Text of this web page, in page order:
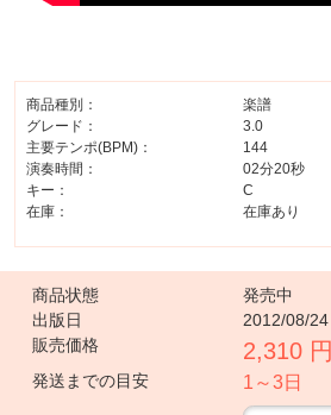
商品種別：
楽譜
グレード：
3.0
主要テンポ(BPM)：
144
演奏時間：
02分20秒
キー：
C
在庫：
在庫あり
商品状態
発売中
出版日
2012/08/24
販売価格
2,310 円
発送までの目安
1～3日